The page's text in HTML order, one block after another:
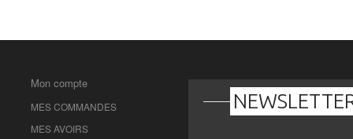
Mon compte
MES COMMANDES
MES AVOIRS